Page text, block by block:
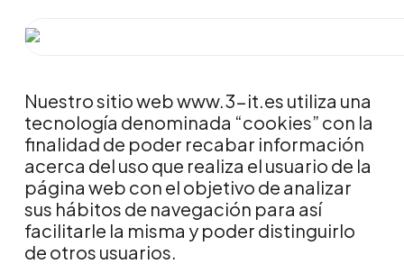
Nuestro sitio webwww.3-it.es utiliza una
tecnología denominada “cookies” con la
finalidad de poder recabar información
acerca del uso que realiza el usuario de la
página web con el objetivo de analizar
sus hábitos de navegación para así
facilitarle la misma y poder distinguirlo
de otros usuarios.